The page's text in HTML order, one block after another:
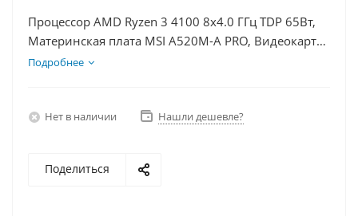
Процессор AMD Ryzen 3 4100 8x4.0 ГГц TDP 65Вт,
Материнская плата MSI A520M-A PRO, Видеокарта
RTX 4060 8Гб, Память DDR4 8Gb, Диски
Подробнее
Нет в наличии Нашли дешевле?
Поделиться